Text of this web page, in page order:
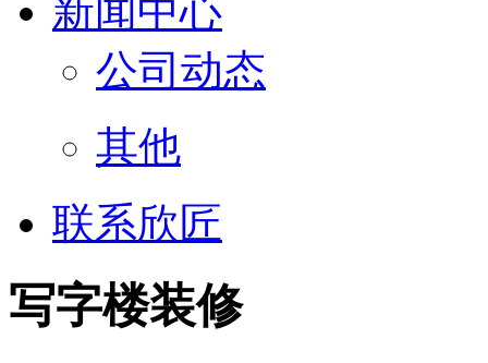
新闻中心
公司动态
其他
联系欣匠
写字楼装修